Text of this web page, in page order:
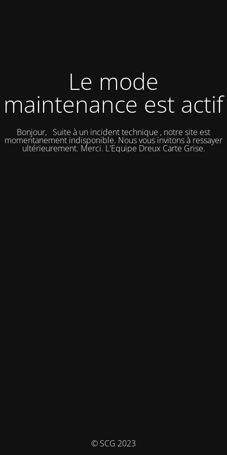
Le mode
maintenance est actif
Bonjour, Suite à un incident technique , notre site est
momentanement indisponible. Nous vous invitons à ressayer
ultérieurement. Merci. L'Equipe Dreux Carte Grise.
© SCG 2023